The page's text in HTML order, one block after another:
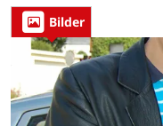
Bilder